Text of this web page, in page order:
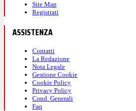
Site Map
Registrati
ASSISTENZA
Contatti
La Redazione
Nota Legale
Gestione Cookie
Cookie Policy
Privacy Policy
Cond. Generali
Faq